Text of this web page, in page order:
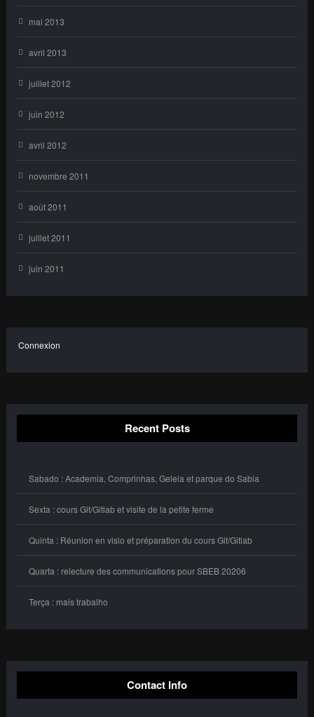
mai 2013
avril 2013
juillet 2012
juin 2012
avril 2012
novembre 2011
août 2011
juillet 2011
juin 2011
Connexion
Recent Posts
Sabado : Academia, Comprinhas, Geleia et parque do Sabia
Sexta : cours Git/Gitlab et visite de la petite ferme
Quinta : Réunion en visio et préparation du cours Git/Gitlab
Quarta : relecture des communications pour SBEB 20206
Terça : mais trabalho
Contact Info